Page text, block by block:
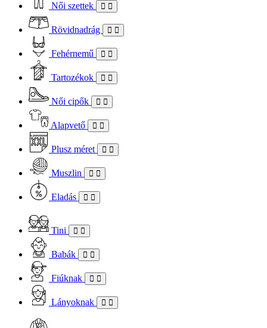
Női szettek
Rövidnadrág
Fehérnemű
Tartozékok
Női cipők
Alapvető
Plusz méret
Muszlin
Eladás
Tini
Babák
Fiúknak
Lányoknak